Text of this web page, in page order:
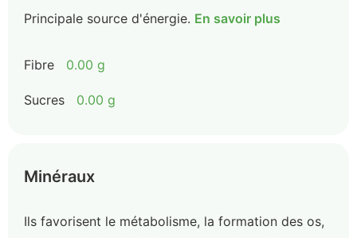
Principale source d'énergie. En savoir plus
Fibre 0.00 g
Sucres 0.00 g
Minéraux
Ils favorisent le métabolisme, la formation des os,